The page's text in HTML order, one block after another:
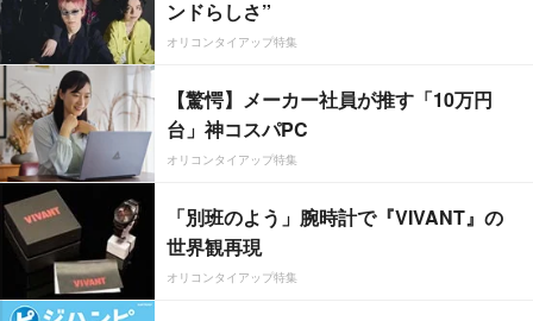
ンドらしさ”
オリコンタイアップ特集
【驚愕】メーカー社員が推す「10万円
台」神コスパPC
オリコンタイアップ特集
「別班のよう」腕時計で『VIVANT』の
世界観再現
オリコンタイアップ特集